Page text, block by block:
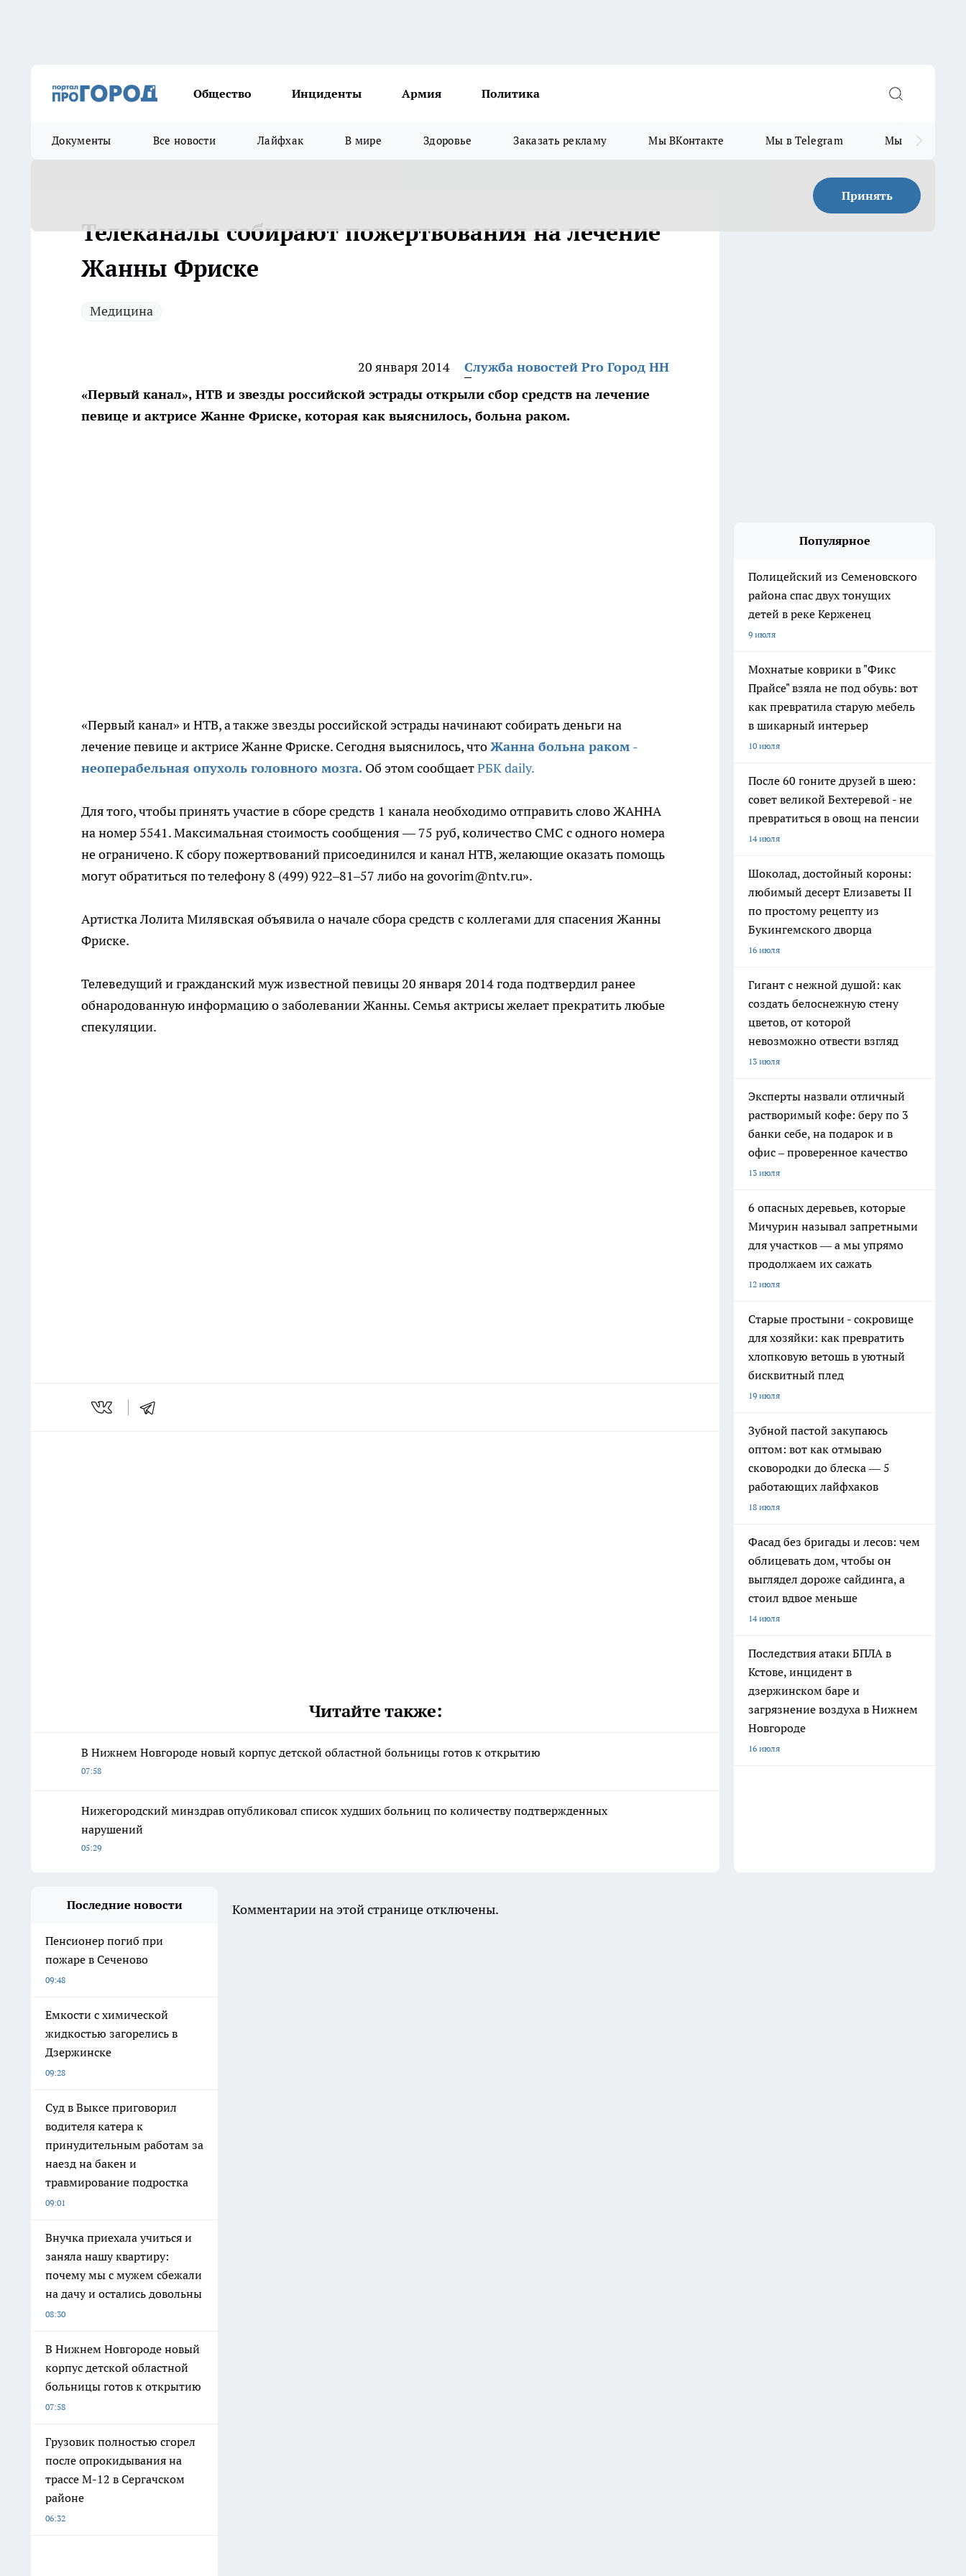
Общество Инциденты Армия Политика
Документы Все новости Лайфхак В мире Здоровье Заказать рекламу Мы ВКонтакте Мы в Telegram Мы в MAX
Принять
Телеканалы собирают пожертвования на лечение
Жанны Фриске
Медицина
20 января 2014
Служба новостей Pro Город НН
«Первый канал», НТВ и звезды российской эстрады открыли сбор средств на лечение
певице и актрисе Жанне Фриске, которая как выяснилось, больна раком.
«Первый канал» и НТВ, а также звезды российской эстрады начинают собирать деньги на
лечение певице и актрисе Жанне Фриске. Сегодня выяснилось, чтоЖанна больна раком -
неоперабельная опухоль головного мозга. Об этом сообщаетРБК daily.
Для того, чтобы принять участие в сборе средств 1 канала необходимо отправить слово ЖАННА
на номер 5541. Максимальная стоимость сообщения — 75 руб, количество СМС с одного номера
не ограничено. К сбору пожертвований присоединился и канал НТВ, желающие оказать помощь
могут обратиться по телефону 8 (499) 922–81–57 либо на govorim@ntv.ru».
Артистка Лолита Милявская объявила о начале сбора средств с коллегами для спасения Жанны
Фриске.
Телеведущий и гражданский муж известной певицы 20 января 2014 года подтвердил ранее
обнародованную информацию о заболевании Жанны. Семья актрисы желает прекратить любые
спекуляции.
Читайте также:
В Нижнем Новгороде новый корпус детской областной больницы готов к открытию
07:58
Нижегородский минздрав опубликовал список худших больниц по количеству подтвержденных
нарушений
05:29
Популярное
Полицейский из Семеновского
района спас двух тонущих
детей в реке Керженец
9 июля
Мохнатые коврики в "Фикс
Прайсе" взяла не под обувь: вот
как превратила старую мебель
в шикарный интерьер
10 июля
После 60 гоните друзей в шею:
совет великой Бехтеревой - не
превратиться в овощ на пенсии
14 июля
Шоколад, достойный короны:
любимый десерт Елизаветы II
по простому рецепту из
Букингемского дворца
16 июля
Гигант с нежной душой: как
создать белоснежную стену
цветов, от которой
невозможно отвести взгляд
13 июля
Эксперты назвали отличный
растворимый кофе: беру по 3
банки себе, на подарок и в
офис – проверенное качество
13 июля
6 опасных деревьев, которые
Мичурин называл запретными
для участков — а мы упрямо
продолжаем их сажать
12 июля
Старые простыни - сокровище
для хозяйки: как превратить
хлопковую ветошь в уютный
бисквитный плед
19 июля
Зубной пастой закупаюсь
оптом: вот как отмываю
сковородки до блеска — 5
работающих лайфхаков
18 июля
Фасад без бригады и лесов: чем
облицевать дом, чтобы он
выглядел дороже сайдинга, а
стоил вдвое меньше
14 июля
Последствия атаки БПЛА в
Кстове, инцидент в
дзержинском баре и
загрязнение воздуха в Нижнем
Новгороде
16 июля
Последние новости
Пенсионер погиб при
пожаре в Сеченово
09:48
Емкости с химической
жидкостью загорелись в
Дзержинске
09:28
Суд в Выксе приговорил
водителя катера к
принудительным работам за
наезд на бакен и
травмирование подростка
09:01
Внучка приехала учиться и
заняла нашу квартиру:
почему мы с мужем сбежали
на дачу и остались довольны
08:30
В Нижнем Новгороде новый
корпус детской областной
больницы готов к открытию
07:58
Грузовик полностью сгорел
после опрокидывания на
трассе М-12 в Сергачском
районе
06:32
Комментарии на этой странице отключены.